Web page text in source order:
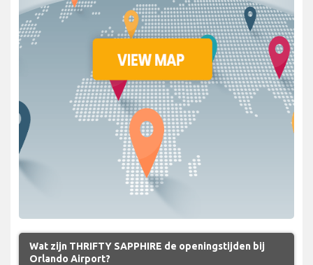
Wat zijn THRIFTY SAPPHIRE de openingstijden bij
Orlando Airport?